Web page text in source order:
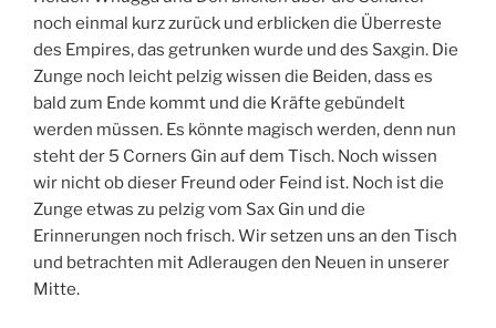
noch einmal kurz zurück und erblicken die Überreste
des Empires, das getrunken wurde und des Saxgin. Die
Zunge noch leicht pelzig wissen die Beiden, dass es
bald zum Ende kommt und die Kräfte gebündelt
werden müssen. Es könnte magisch werden, denn nun
steht der 5 Corners Gin auf dem Tisch. Noch wissen
wir nicht ob dieser Freund oder Feind ist. Noch ist die
Zunge etwas zu pelzig vom Sax Gin und die
Erinnerungen noch frisch. Wir setzen uns an den Tisch
und betrachten mit Adleraugen den Neuen in unserer
Mitte.